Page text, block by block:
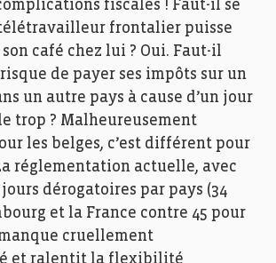
fiscales ! Faut-il se
frontalier puisse
café chez lui ? Oui. Faut-il
de payer ses impôts sur un
un autre pays à cause d’un jour
trop ? Malheureusement
les belges, c’est différent pour
réglementation actuelle, avec
dérogatoires par pays (34
et la France contre 45 pour
cruellement
et ralentit la flexibilité